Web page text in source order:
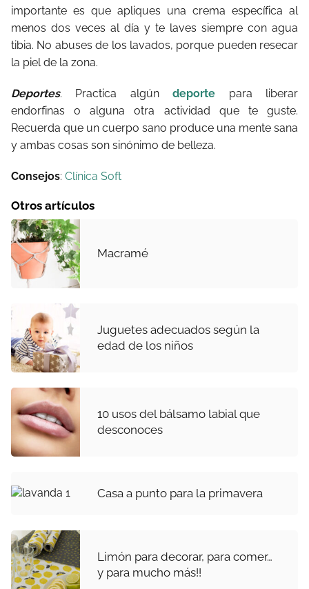
importante es que apliques una crema específica al
menos dos veces al día y te laves siempre con agua
tibia. No abuses de los lavados, porque pueden resecar
la piel de la zona.
Deportes. Practica algúndeporte para liberar
endorfinas o alguna otra actividad que te guste.
Recuerda que un cuerpo sano produce una mente sana
y ambas cosas son sinónimo de belleza.
Consejos: Clínica Soft
Otros artículos
Macramé
Juguetes adecuados según la
edad de los niños
10 usos del bálsamo labial que
desconoces
Casa a punto para la primavera
Limón para decorar, para comer…
y para mucho más!!